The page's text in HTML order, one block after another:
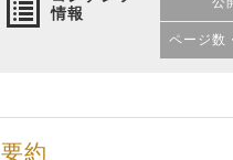
情報
ページ数
要約